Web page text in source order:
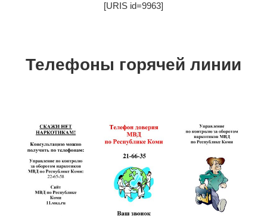
[URIS id=9963]
Телефоны горячей линии